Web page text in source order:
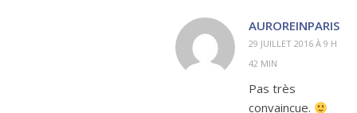
AUROREINPARIS
29 JUILLET 2016 À 9 H
42 MIN
Pas très
convaincue.